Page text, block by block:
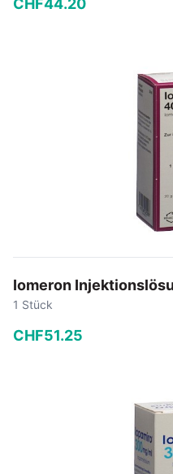
CHF44.20
In den
Iomeron
1 Stück
CHF51.25
In den